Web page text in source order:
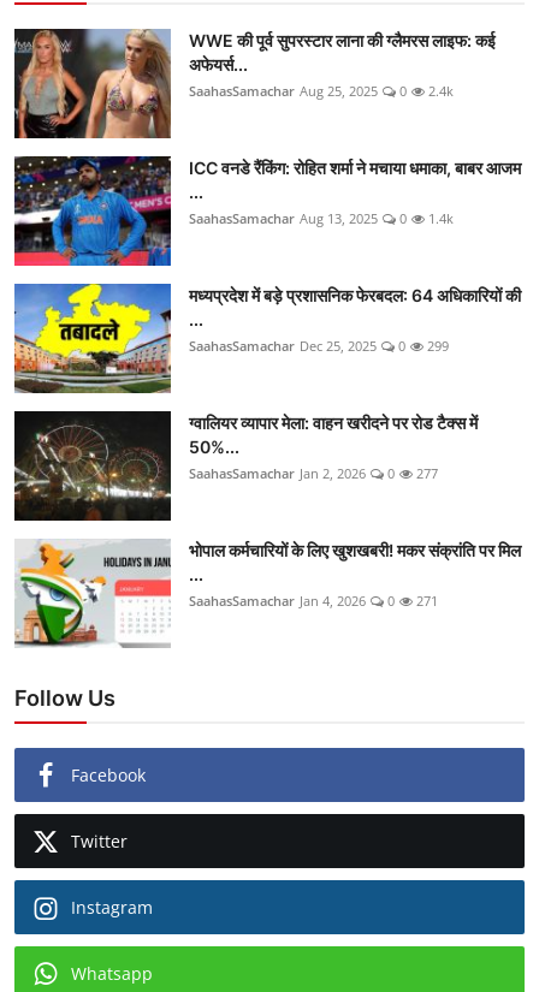
WWE की पूर्व सुपरस्टार लाना की ग्लैमरस लाइफ: कई
अफेयर्स...
SaahasSamachar Aug 25, 2025 0 2.4k
ICC वनडे रैंकिंग: रोहित शर्मा ने मचाया धमाका, बाबर आजम
...
SaahasSamachar Aug 13, 2025 0 1.4k
मध्यप्रदेश में बड़े प्रशासनिक फेरबदल: 64 अधिकारियों की
...
SaahasSamachar Dec 25, 2025 0 299
ग्वालियर व्यापार मेला: वाहन खरीदने पर रोड टैक्स में
50%...
SaahasSamachar Jan 2, 2026 0 277
भोपाल कर्मचारियों के लिए खुशखबरी! मकर संक्रांति पर मिल
...
SaahasSamachar Jan 4, 2026 0 271
Follow Us
Facebook
Twitter
Instagram
Whatsapp